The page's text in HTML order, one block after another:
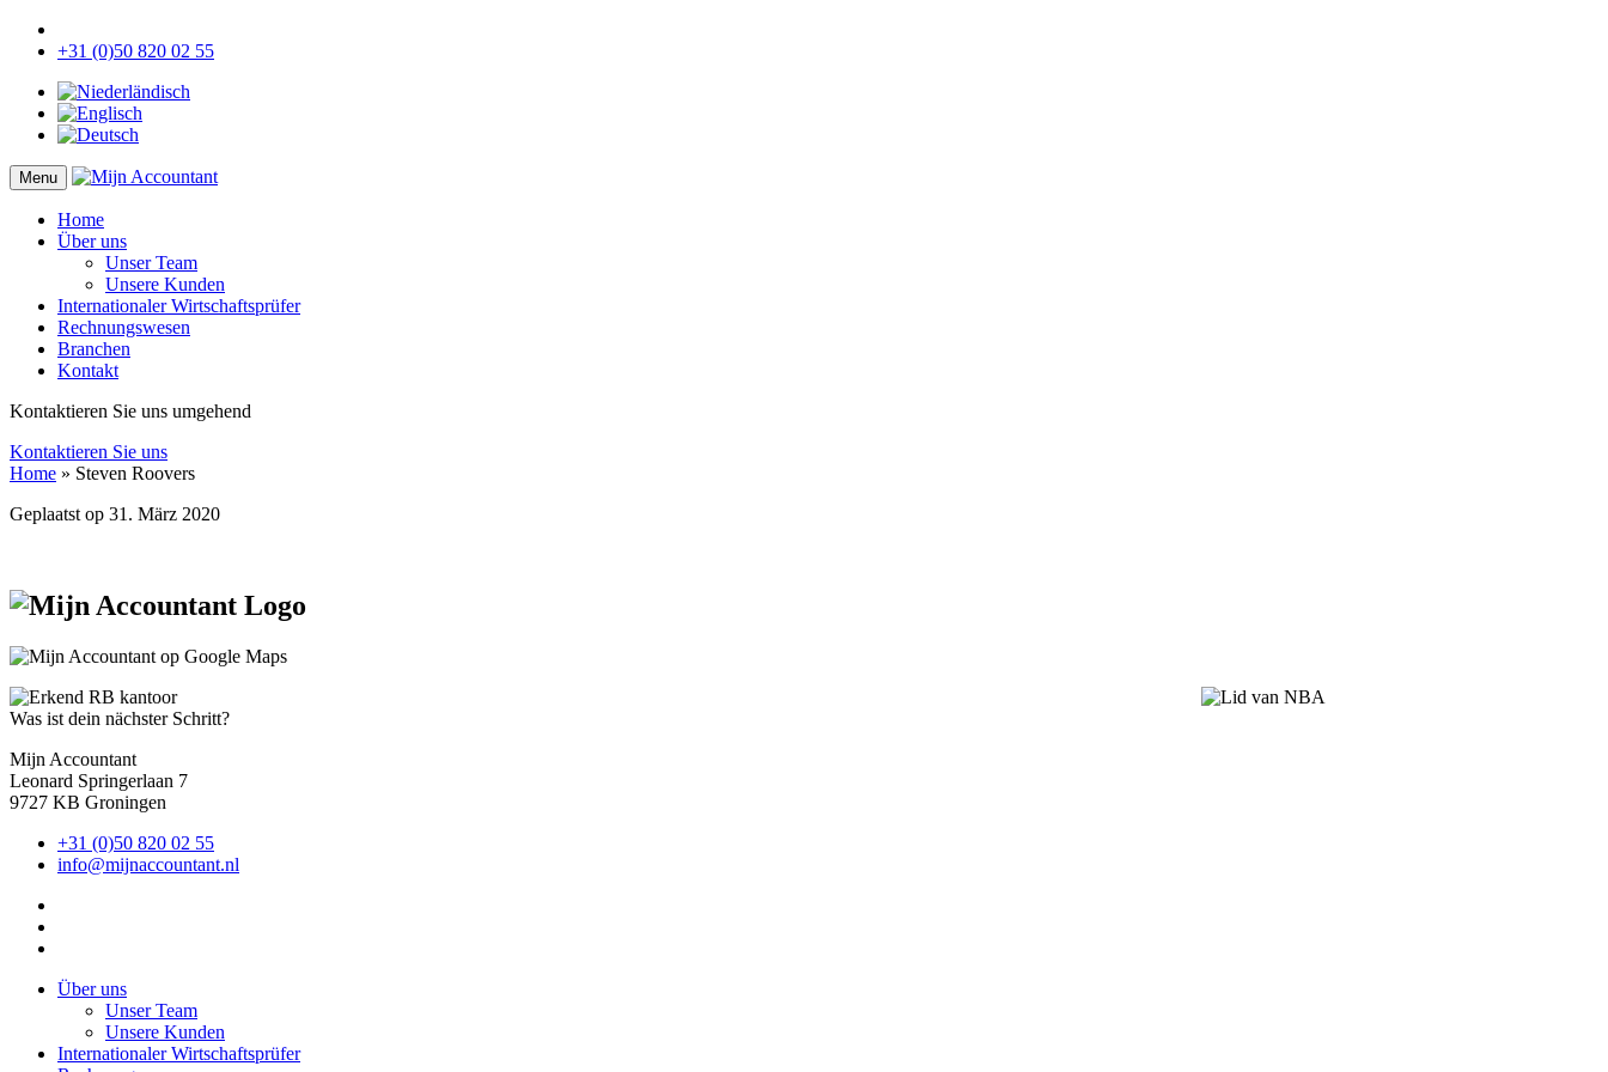
+31 (0)50 820 02 55
Menu
Home
Über uns
Unser Team
Unsere Kunden
Internationaler Wirtschaftsprüfer
Rechnungswesen
Branchen
Kontakt
Kontaktieren Sie uns umgehend
Kontaktieren Sie uns
Home » Steven Roovers
Geplaatst op 31. März 2020
Was ist dein nächster Schritt?
Mijn Accountant
Leonard Springerlaan 7
9727 KB Groningen
+31 (0)50 820 02 55
info@mijnaccountant.nl
Über uns
Unser Team
Unsere Kunden
Internationaler Wirtschaftsprüfer